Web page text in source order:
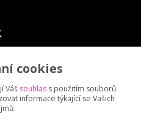
cookies.
cookies
Váš souhlas s použitím souborů
informace týkající se Vašich